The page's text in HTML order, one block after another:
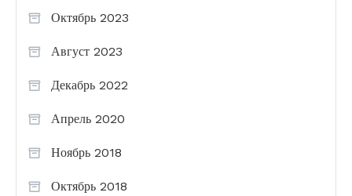
Октябрь 2023
Август 2023
Декабрь 2022
Апрель 2020
Ноябрь 2018
Октябрь 2018